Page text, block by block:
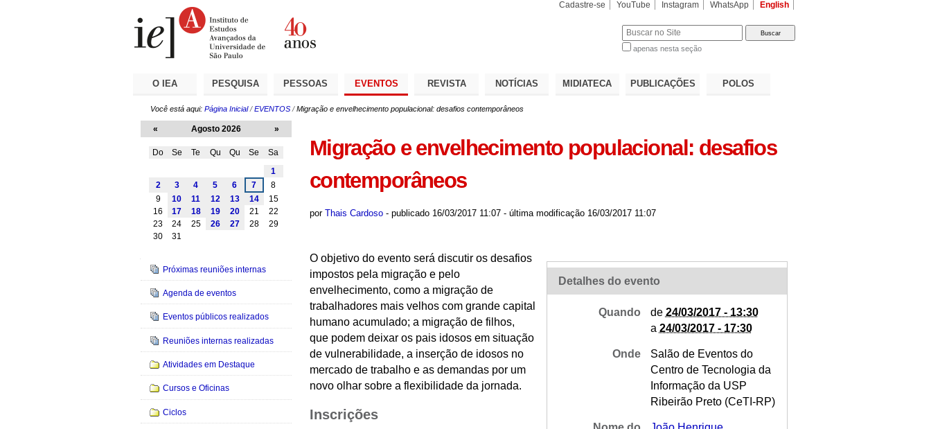
Cadastre-se YouTube Instagram WhatsApp English
apenas nesta seção
O IEA PESQUISA PESSOAS EVENTOS REVISTA NOTÍCIAS MIDIATECA PUBLICAÇÕES POLOS
Você está aqui: Página Inicial /EVENTOS /Migração e envelhecimento populacional: desafios contemporâneos
Migração e envelhecimento populacional: desafios
contemporâneos
por Thais Cardoso - publicado16/03/2017 11:07 - última modificação16/03/2017 11:07
Detalhes do evento
Quando de 24/03/2017 - 13:30
a 24/03/2017 - 17:30
Onde
Salão de Eventos do
Centro de Tecnologia da
Informação da USP
Ribeirão Preto (CeTI-RP)
O objetivo do evento será discutir os desafios
impostos pela migração e pelo
envelhecimento, como a migração de
trabalhadores mais velhos com grande capital
humano acumulado; a migração de filhos,
que podem deixar os pais idosos em situação
de vulnerabilidade, a inserção de idosos no
mercado de trabalho e as demandas por um
novo olhar sobre a flexibilidade da jornada.
Inscrições
« Agosto 2026 »
Do Se Te Qu Qu Se
Sa
1
2
3 4 5 6 7
8
9
10 11 12 13 14
15
16
17 18 19 20 21
22
23
24 25 26 27 28
29
30
31
Navegação
Próximas reuniões internas
Agenda de eventos
Eventos públicos realizados
Reuniões internas realizadas
Atividades em Destaque
Cursos e Oficinas
Ciclos